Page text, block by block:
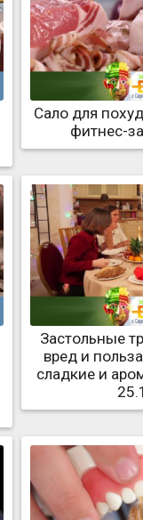
Сало для
фитнес-
Застольные
вред и
сладкие и